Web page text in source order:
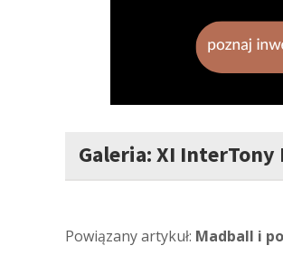
Galeria: XI
Powiązany artykuł: Madball i